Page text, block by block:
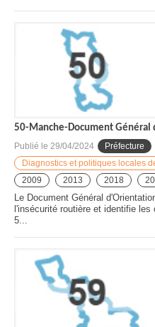
50-Manche-Document Général
Publié le 29/04/2024 Préfecture
Diagnostics et politiques locales
2009
2013 2018
Le Document Général
l'insécurité routière et identifie
5...